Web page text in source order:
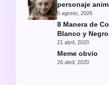
personaje
5 agosto, 2026
8 Manera de
Blanco y
21 abril, 2020
Meme obvio
26 abril, 2020